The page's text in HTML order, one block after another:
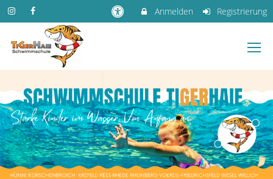
Anmelden Registrierung